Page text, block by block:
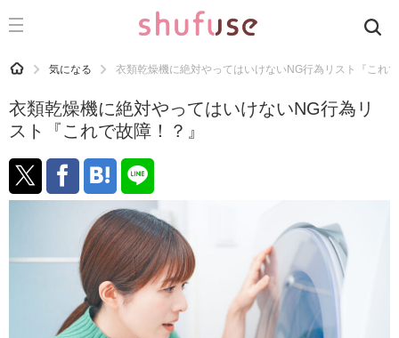
CATEGORY 記事カテゴリ
運気
洗濯
生活の知恵
掃除
HOME 気になる 衣類乾燥機に絶対やってはいけないNG行為リスト『これ
衣類乾燥機に絶対やってはいけないNG行為リ
スト『これで故障！？』